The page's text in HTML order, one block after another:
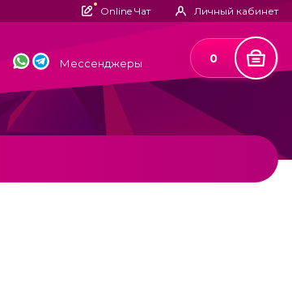
Online Чат Личный кабинет
Мессенджеры 0